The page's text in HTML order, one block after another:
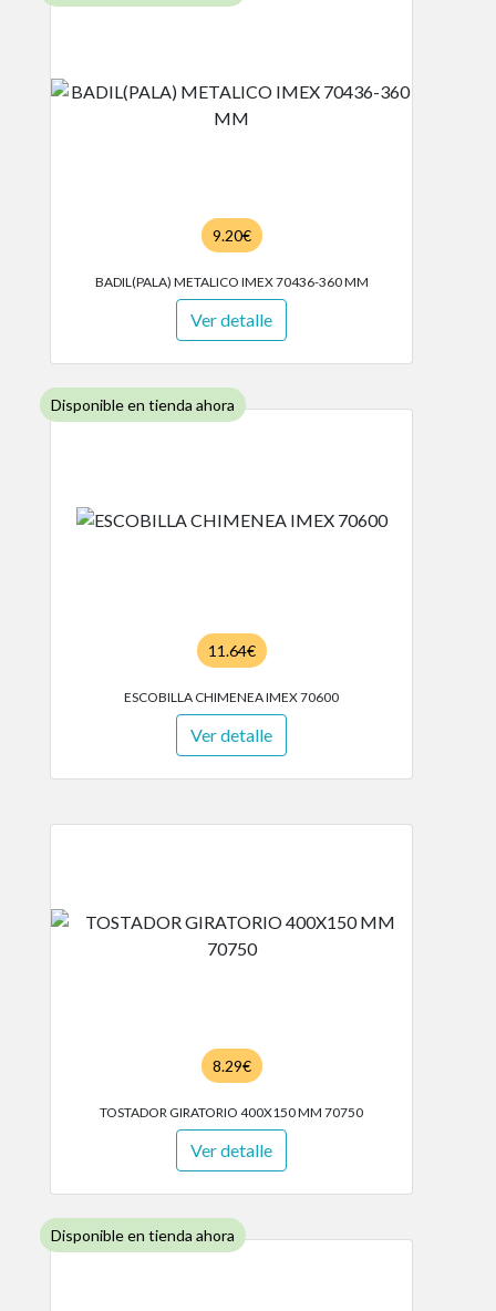
9.20€
BADIL(PALA) METALICO IMEX 70436-360 MM
Ver detalle
Disponible en tienda ahora
11.64€
ESCOBILLA CHIMENEA IMEX 70600
Ver detalle
8.29€
TOSTADOR GIRATORIO 400X150 MM 70750
Ver detalle
Disponible en tienda ahora